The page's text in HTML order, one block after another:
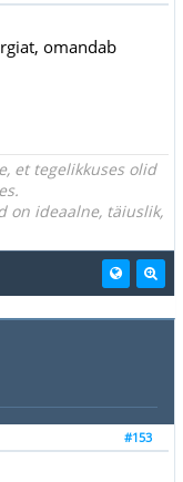
omandab
et tegelikkuses olid
on ideaalne, täiuslik,
#153